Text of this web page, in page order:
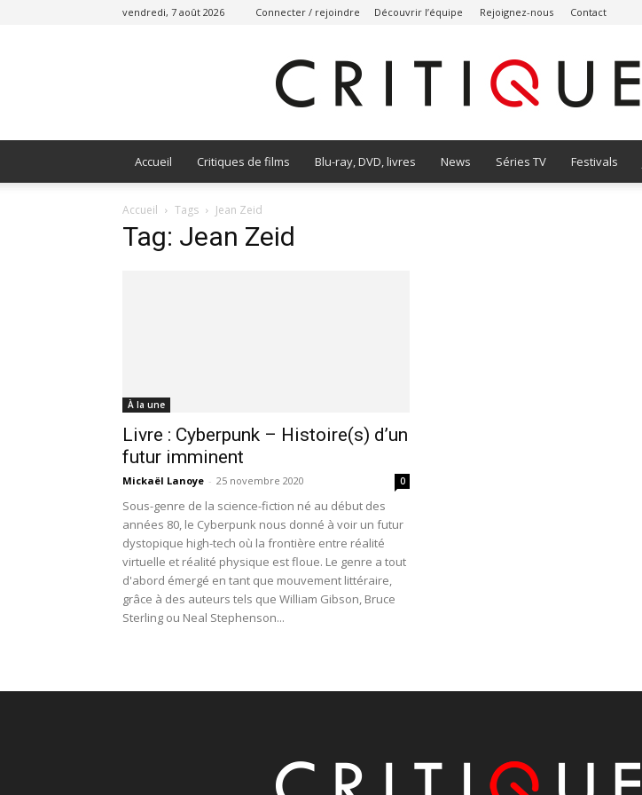
vendredi, 7 août 2026 Connecter / rejoindre Découvrir l’équipe Rejoignez-nous Contact
Accueil Critiques de films Blu-ray, DVD, livres News Séries TV Festivals
Accueil Tags Jean Zeid
Tag: Jean Zeid
À la une
Livre : Cyberpunk – Histoire(s) d’un
futur imminent
Mickaël Lanoye - 25 novembre 2020 0
Sous-genre de la science-fiction né au début des
années 80, le Cyberpunk nous donné à voir un futur
dystopique high-tech où la frontière entre réalité
virtuelle et réalité physique est floue. Le genre a tout
d'abord émergé en tant que mouvement littéraire,
grâce à des auteurs tels que William Gibson, Bruce
Sterling ou Neal Stephenson...